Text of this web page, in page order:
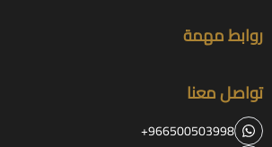
روابط مهمة
تواصل معنا
+966500503998